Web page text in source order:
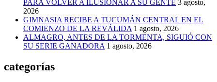
PARA VOLVER A ILUSIONAR A SU GENTE 3 agosto,
2026
GIMNASIA RECIBE A TUCUMÁN CENTRAL EN EL
COMIENZO DE LA REVÁLIDA 1 agosto, 2026
ALMAGRO, ANTES DE LA TORMENTA, SIGUIÓ CON
SU SERIE GANADORA 1 agosto, 2026
categorías